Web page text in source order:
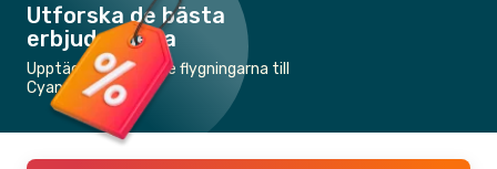
Utforska de bästa
erbjudandena
Upptäck de billigaste flygningarna till
Cyangugu